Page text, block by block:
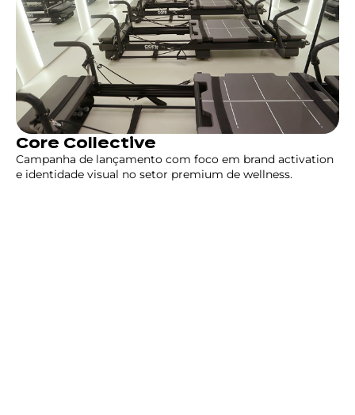
Core Collective
Campanha de lançamento com foco em brand activation
e identidade visual no setor premium de wellness.